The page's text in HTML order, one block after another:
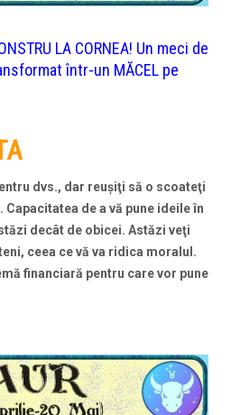
LA CORNEA! Un meci de
într-un MĂCEL pe
dvs., dar reuşiţi să o scoateţi
Capacitatea de a vă pune ideile în
decât de obicei. Astăzi veţi
ceea ce vă va ridica moralul.
financiară pentru care vor pune